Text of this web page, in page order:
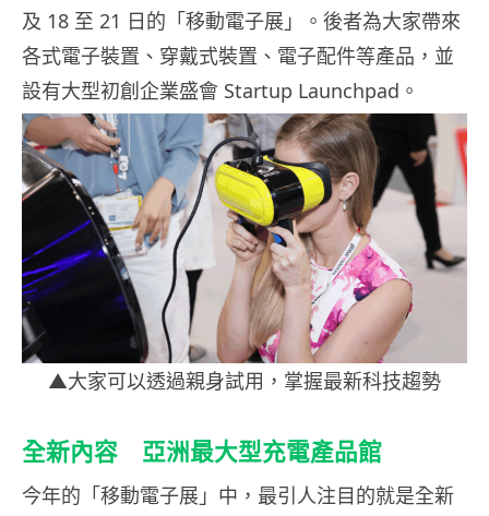
及 18 至 21 日的「移動電子展」。後者為大家帶來
各式電子裝置、穿戴式裝置、電子配件等產品，並
設有大型初創企業盛會 Startup Launchpad。
▲大家可以透過親身試用，掌握最新科技趨勢
全新內容 亞洲最大型充電產品館
今年的「移動電子展」中，最引人注目的就是全新